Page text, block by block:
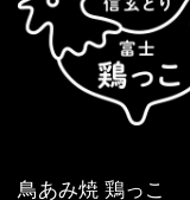
鳥あみ焼 鶏っこ